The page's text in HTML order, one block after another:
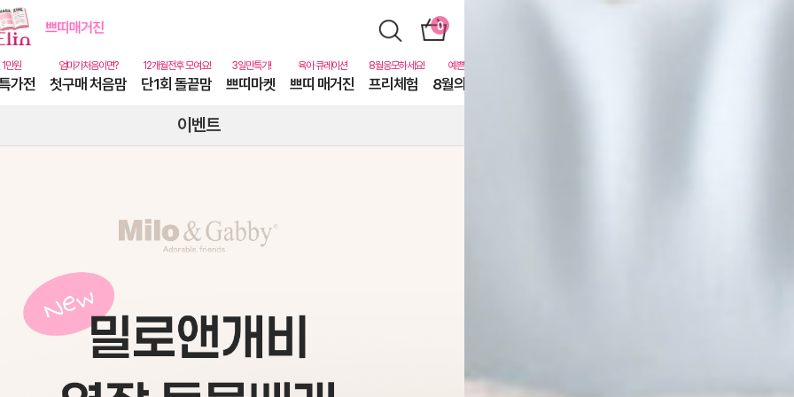
가전 첫구매 처음맘 단1회 돌끝맘 쁘띠마켓 쁘띠 매거진 프리체험 8월의 동물친구들
이벤트